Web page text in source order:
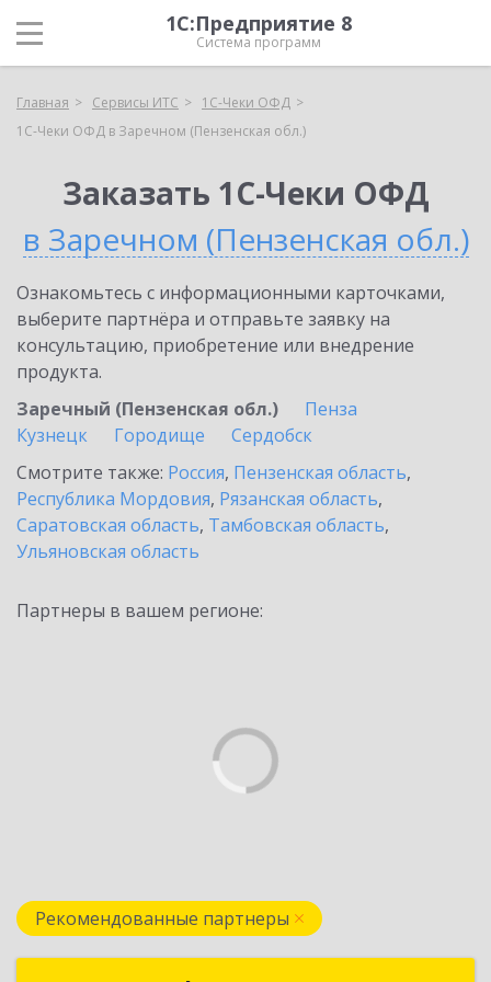
1С:Предприятие 8
Система программ
Главная Сервисы ИТС
1С-Чеки ОФД
1С-Чеки ОФД в Заречном (Пензенская обл.)
Заказать 1С-Чеки ОФД
в Заречном (Пензенская обл.)
Ознакомьтесь с информационными карточками,
выберите партнёра и отправьте заявку на
консультацию, приобретение или внедрение
продукта.
Заречный (Пензенская обл.)
Пенза
Кузнецк
Городище
Сердобск
Смотрите также: Россия, Пензенская область,
Республика Мордовия, Рязанская область,
Саратовская область, Тамбовская область,
Ульяновская область
Партнеры в вашем регионе:
Рекомендованные партнеры